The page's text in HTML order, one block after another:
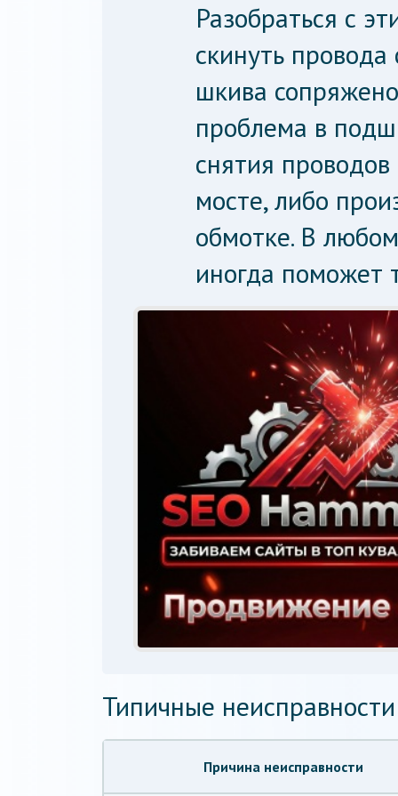
Разобраться с
скинуть
шкива
проблема в
снятия
мосте, либо
обмотке. В
иногда поможет
Типичные
Причина неисправности